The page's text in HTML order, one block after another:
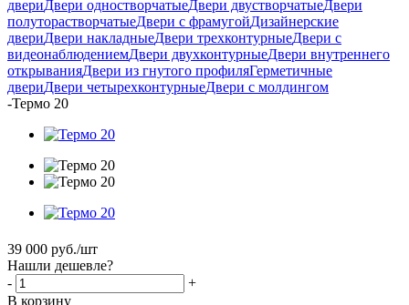
двериДвери одностворчатыеДвери двустворчатыеДвери
полуторастворчатыеДвери с фрамугойДизайнерские
двериДвери накладныеДвери трехконтурныеДвери с
видеонаблюдениемДвери двухконтурныеДвери внутреннего
открыванияДвери из гнутого профиляГерметичные
двериДвери четырехконтурныеДвери с молдингом
-Термо 20
39 000 руб./шт
Нашли дешевле?
-
+
В корзину